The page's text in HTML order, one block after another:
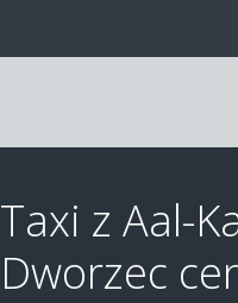
Taxi z Aal-
Dworzec